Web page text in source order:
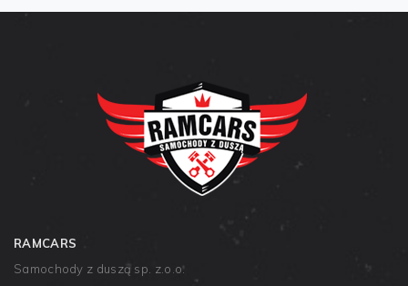
RAMCARS
Samochody z duszą sp. z.o.o.